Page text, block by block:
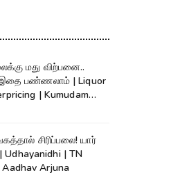
மது விற்பனை..
இதை பண்ணலாம் | Liquor
| Kumudam
சிரிப்பலை! யார்
Udhayanidhi | TN
Arjuna